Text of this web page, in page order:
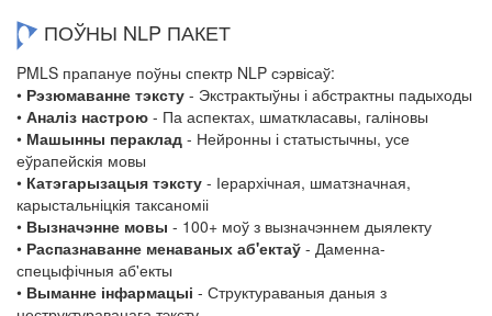
ПОЎНЫ NLP ПАКЕТ
PMLS прапануе поўны спектр NLP сэрвісаў:
• Рэзюмаванне тэксту - Экстрактыўны і абстрактны падыходы
• Аналіз настрою - Па аспектах, шматкласавы, галіновы
• Машынны пераклад - Нейронны і статыстычны, усе
еўрапейскія мовы
• Катэгарызацыя тэксту - Іерархічная, шматзначная,
карыстальніцкія таксаноміі
• Вызначэнне мовы - 100+ моў з вызначэннем дыялекту
• Распазнаванне менаваных аб'ектаў - Даменна-
спецыфічныя аб'екты
• Выманне інфармацыі - Структураваныя даныя з